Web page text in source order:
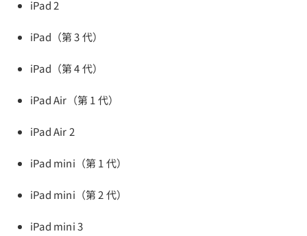
iPad 2
iPad（第 3 代）
iPad（第 4 代）
iPad Air（第 1 代）
iPad Air 2
iPad mini（第 1 代）
iPad mini（第 2 代）
iPad mini 3